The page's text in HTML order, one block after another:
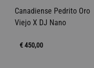
Canadiense Pedrito Oro
Viejo X DJ Nano
€450,00